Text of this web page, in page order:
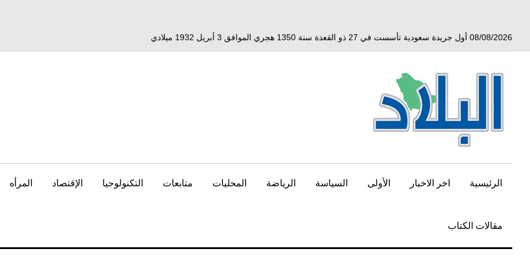
08/08/2026 أول جريدة سعودية تأسست في 27 ذو القعدة سنة 1350 هجري الموافق 3 أبريل 1932 ميلادي
الرئيسية اخر الاخبار الأولى السياسة الرياضة المحليات متابعات التكنولوجيا الإقتصاد المرأه
مقالات الكتاب